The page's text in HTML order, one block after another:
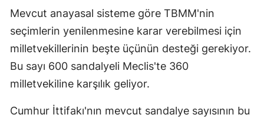
Mevcut anayasal sisteme göre TBMM'nin
seçimlerin yenilenmesine karar verebilmesi için
milletvekillerinin beşte üçünün desteği gerekiyor.
Bu sayı 600 sandalyeli Meclis'te 360
milletvekiline karşılık geliyor.
Cumhur İttifakı'nın mevcut sandalye sayısının bu